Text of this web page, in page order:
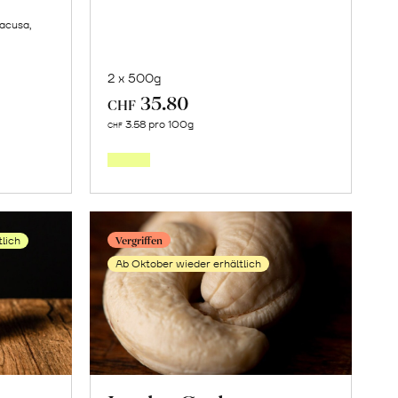
2 x 500g
CHF 35.80
CHF 3.58 pro 100g
Hälften
erfahren
Vergriffen
Ab Oktober wieder erhältlich